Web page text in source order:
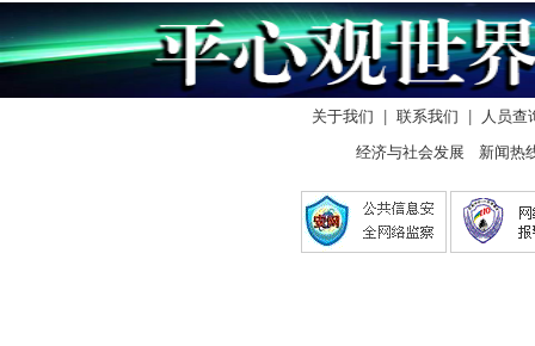
关于我们 联系我们
人员查
经济与社会发展 新闻